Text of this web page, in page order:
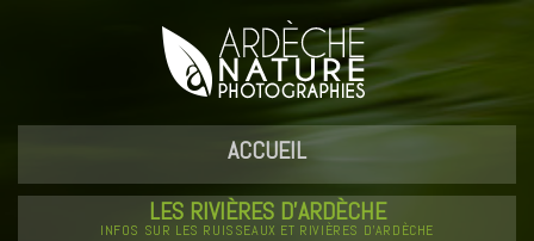
ACCUEIL
LES RIVIÈRES D'ARDÈCHE
INFOS SUR LES RUISSEAUX ET RIVIÈRES D'ARDÈCHE